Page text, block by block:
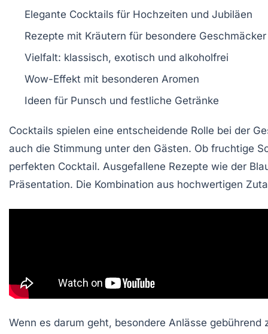
Elegante Cocktails für Hochzeiten und Jubiläen
Rezepte mit Kräutern für besondere Geschmäcker
Vielfalt: klassisch, exotisch und alkoholfrei
Wow-Effekt mit besonderen Aromen
Ideen für Punsch und festliche Getränke
Cocktails spielen eine entscheidende Rolle bei der
auch die Stimmung unter den Gästen. Ob fruchtige
perfekten Cocktail. Ausgefallene Rezepte wie der
Präsentation. Die Kombination aus hochwertigen
Wenn es darum geht, besondere Anlässe